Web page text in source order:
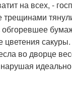
на всех, -
трещинами
цветения сакуры.
во дворце
нарушая